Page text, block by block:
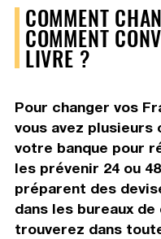
COMMENT
COMMENT
LIVRE ?
Pour changer vos
vous avez plusieurs
votre banque pour
les prévenir 24 ou
préparent des
dans les bureaux de
trouverez dans